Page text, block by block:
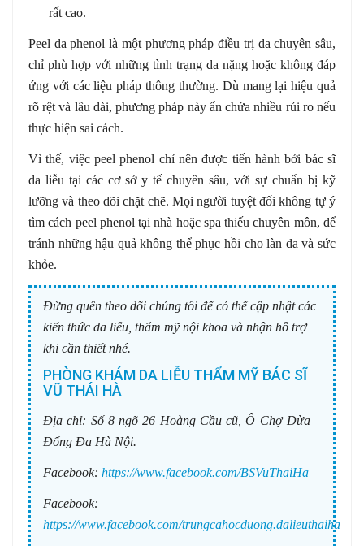
rất cao.
Peel da phenol là một phương pháp điều trị da chuyên sâu,
chỉ phù hợp với những tình trạng da nặng hoặc không đáp
ứng với các liệu pháp thông thường. Dù mang lại hiệu quả
rõ rệt và lâu dài, phương pháp này ẩn chứa nhiều rủi ro nếu
thực hiện sai cách.
Vì thế, việc peel phenol chỉ nên được tiến hành bởi bác sĩ
da liễu tại các cơ sở y tế chuyên sâu, với sự chuẩn bị kỹ
lưỡng và theo dõi chặt chẽ. Mọi người tuyệt đối không tự ý
tìm cách peel phenol tại nhà hoặc spa thiếu chuyên môn, để
tránh những hậu quả không thể phục hồi cho làn da và sức
khỏe.
Đừng quên theo dõi chúng tôi để có thể cập nhật các
kiến thức da liễu, thẩm mỹ nội khoa và nhận hỗ trợ
khi cần thiết nhé.
PHÒNG KHÁM DA LIỄU THẨM MỸ BÁC SĨ
VŨ THÁI HÀ
Địa chỉ: Số 8 ngõ 26 Hoàng Cầu cũ, Ô Chợ Dừa –
Đống Đa Hà Nội.
Facebook: https://www.facebook.com/BSVuThaiHa
Facebook:
https://www.facebook.com/trungcahocduong.dalieuthaiha